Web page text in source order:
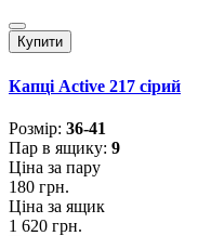
Купити
Капці Active 217 сірий
Розмiр: 36-41
Пар в ящику: 9
Ціна за пару
180 грн.
Ціна за ящик
1 620 грн.